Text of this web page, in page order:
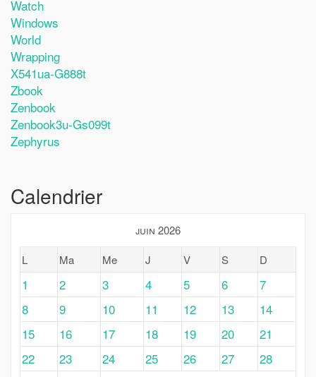
Watch
Windows
World
Wrapping
X541ua-G888t
Zbook
Zenbook
Zenbook3u-Gs099t
Zephyrus
Calendrier
juin 2026
L
Ma Me J V S D
1 2 3 4 5 6
7
8
9 10 11 12 13
14
15
16 17 18 19 20
21
22
23 24 25 26 27
28